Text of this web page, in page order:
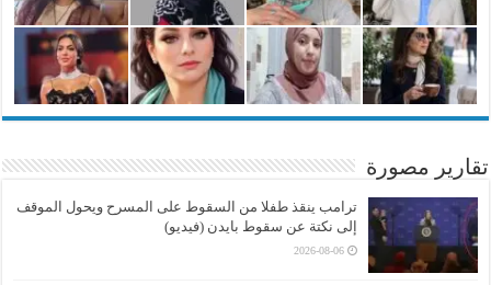
تقارير مصورة
ترامب ينقذ طفلا من السقوط على المسرح ويحول الموقف
إلى نكتة عن سقوط بايدن (فيديو)
2026-08-06